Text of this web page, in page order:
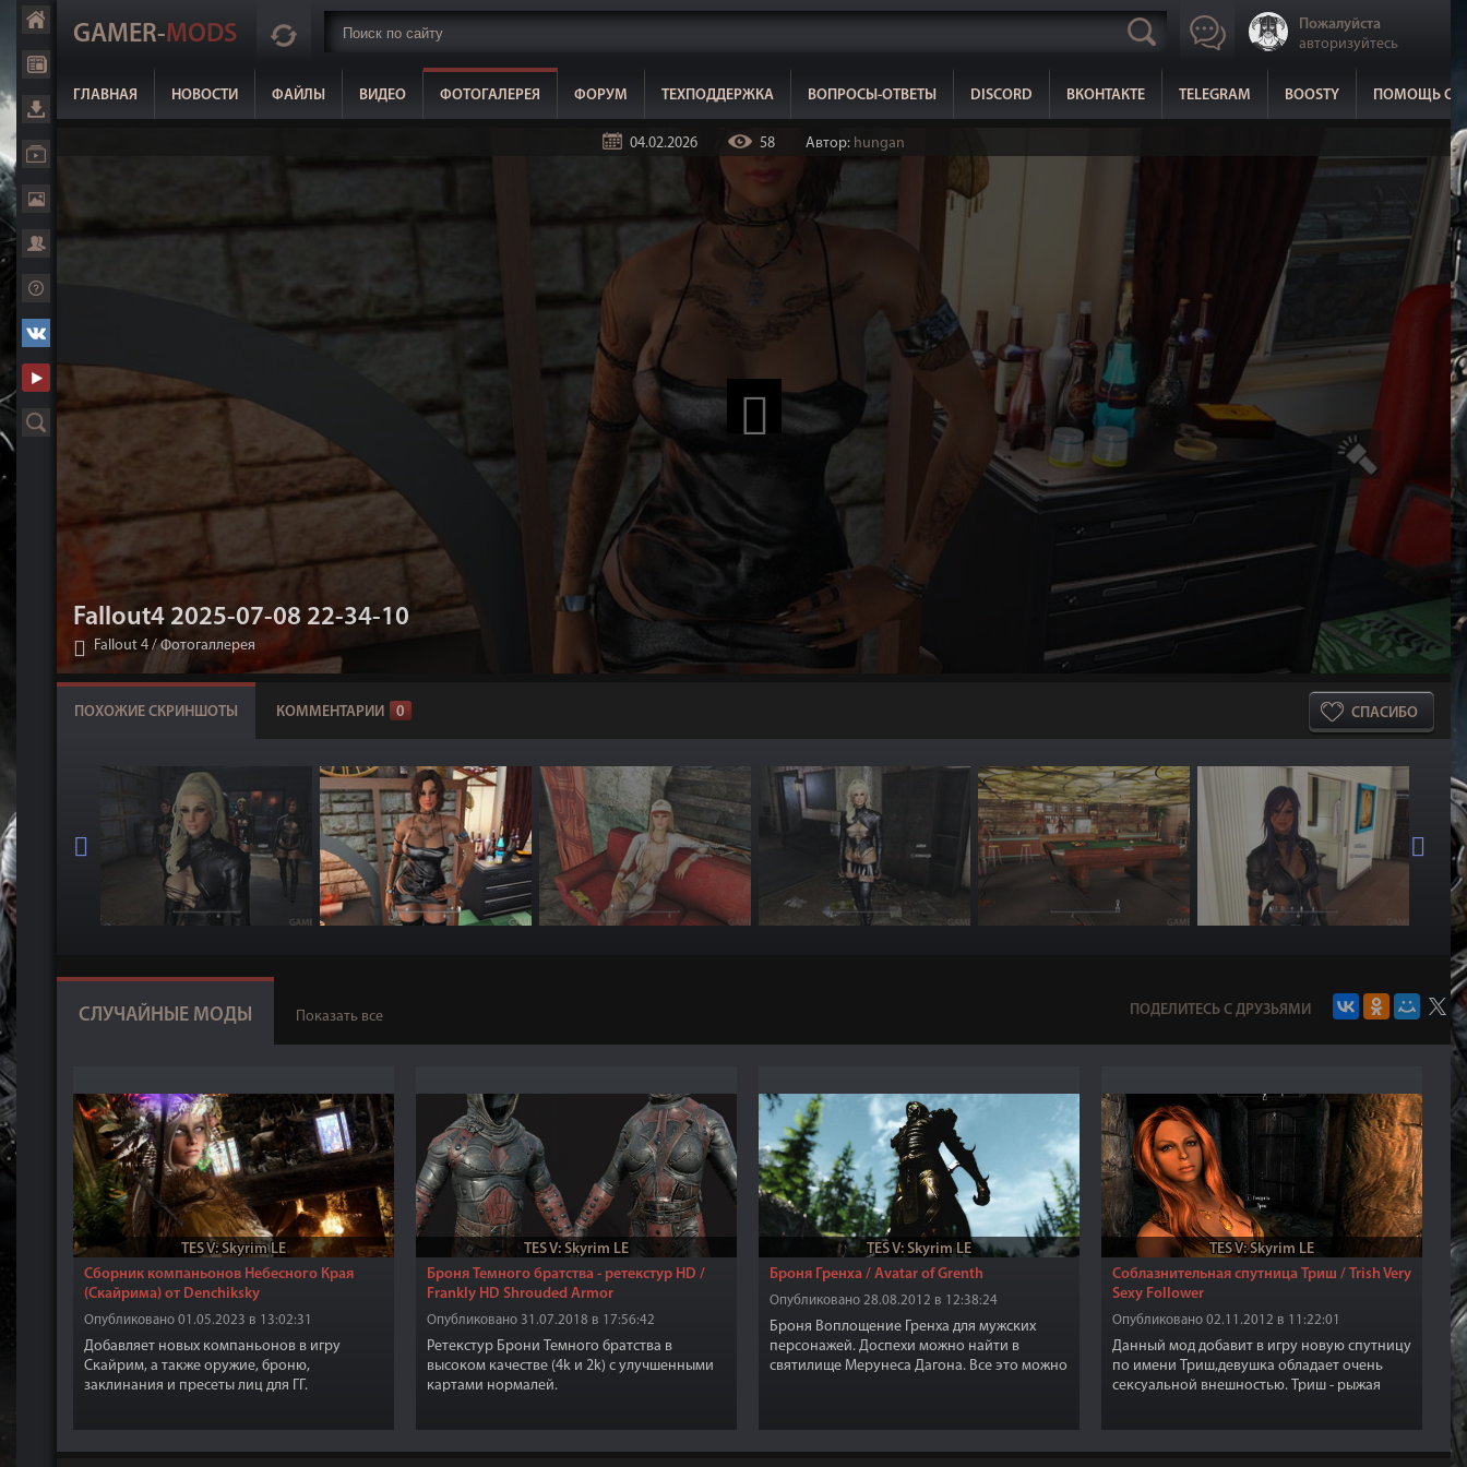
GAMER-MODS
Пожалуйста
авторизуйтесь
ГЛАВНАЯ НОВОСТИ ФАЙЛЫ ВИДЕО ФОТОГАЛЕРЕЯ ФОРУМ ТЕХПОДДЕРЖКА ВОПРОСЫ-ОТВЕТЫ DISCORD ВКОНТАКТЕ TELEGRAM BOOSTY ПОМОЩЬ
04.02.2026 58 Автор: hungan
Fallout4 2025-07-08 22-34-10
Fallout 4 /Фотогаллерея
СПАСИБО
ПОХОЖИЕ СКРИНШОТЫ КОММЕНТАРИИ 0
СЛУЧАЙНЫЕ МОДЫ Показать все ПОДЕЛИТЕСЬ С ДРУЗЬЯМИ
TES V: Skyrim LE
Сборник компаньонов Небесного Края
(Скайрима) от Denchiksky
Опубликовано 01.05.2023 в 13:02:31
Добавляет новых компаньонов в игру
Скайрим, а также оружие, броню,
заклинания и пресеты лиц для ГГ.
TES V: Skyrim LE
Броня Темного братства - ретекстур HD /
Frankly HD Shrouded Armor
Опубликовано 31.07.2018 в 17:56:42
Ретекстур Брони Темного братства в
высоком качестве (4k и 2k) с улучшенными
картами нормалей.
TES V: Skyrim LE
Броня Гренха / Avatar of Grenth
Опубликовано 28.08.2012 в 12:38:24
Броня Воплощение Гренха для мужских
персонажей. Доспехи можно найти в
святилище Мерунеса Дагона. Все это можно
TES V: Skyrim LE
Соблазнительная спутница Триш / Trish Very
Sexy Follower
Опубликовано 02.11.2012 в 11:22:01
Данный мод добавит в игру новую спутницу
по имени Триш,девушка обладает очень
сексуальной внешностью. Триш - рыжая